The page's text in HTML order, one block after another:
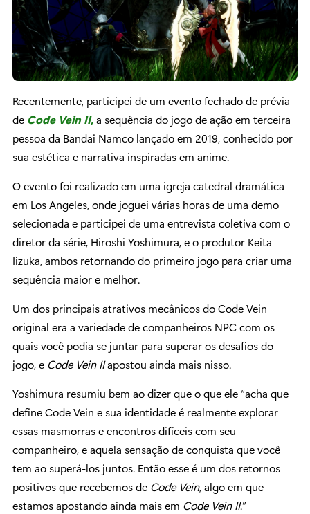
Recentemente, participei de um evento fechado de prévia
de Code Vein II,a sequência do jogo de ação em terceira
pessoa da Bandai Namco lançado em 2019, conhecido por
sua estética e narrativa inspiradas em anime.
O evento foi realizado em uma igreja catedral dramática
em Los Angeles, onde joguei várias horas de uma demo
selecionada e participei de uma entrevista coletiva com o
diretor da série, Hiroshi Yoshimura, e o produtor Keita
Iizuka, ambos retornando do primeiro jogo para criar uma
sequência maior e melhor.
Um dos principais atrativos mecânicos do Code Vein
original era a variedade de companheiros NPC com os
quais você podia se juntar para superar os desafios do
jogo, e Code Vein IIapostou ainda mais nisso.
Yoshimura resumiu bem ao dizer que o que ele “acha que
define Code Vein e sua identidade é realmente explorar
essas masmorras e encontros difíceis com seu
companheiro, e aquela sensação de conquista que você
tem ao superá-los juntos. Então esse é um dos retornos
positivos que recebemos de Code Vein, algo em que
estamos apostando ainda mais em Code Vein II.”